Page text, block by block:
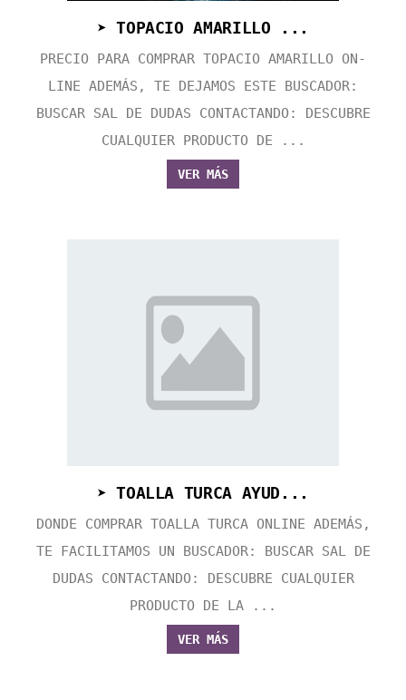
➤ TOPACIO AMARILLO ...
PRECIO PARA COMPRAR TOPACIO AMARILLO ON-
LINE ADEMÁS, TE DEJAMOS ESTE BUSCADOR:
BUSCAR SAL DE DUDAS CONTACTANDO: DESCUBRE
CUALQUIER PRODUCTO DE ...
VER MÁS
➤ TOALLA TURCA AYUD...
DONDE COMPRAR TOALLA TURCA ONLINE ADEMÁS,
TE FACILITAMOS UN BUSCADOR: BUSCAR SAL DE
DUDAS CONTACTANDO: DESCUBRE CUALQUIER
PRODUCTO DE LA ...
VER MÁS